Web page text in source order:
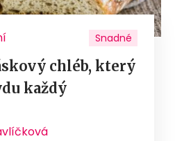
Snadné
chléb, který
každý